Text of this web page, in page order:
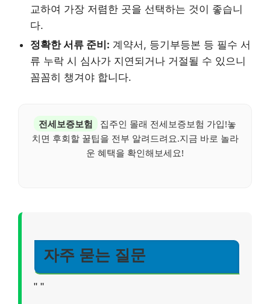
교하여 가장 저렴한 곳을 선택하는 것이 좋습니
다.
정확한 서류 준비: 계약서, 등기부등본 등 필수 서
류 누락 시 심사가 지연되거나 거절될 수 있으니
꼼꼼히 챙겨야 합니다.
전세보증보험
집주인 몰래 전세보증보험 가입!놓
치면 후회할 꿀팁을 전부 알려드려요.지금 바로 놀라
운 혜택을 확인해보세요!
자주 묻는 질문
" "